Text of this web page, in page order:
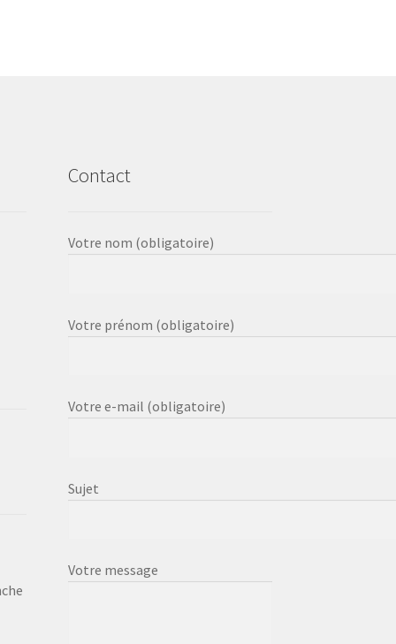
Contact
Votre nom (obligatoire)
Votre prénom (obligatoire)
Votre e-mail (obligatoire)
Sujet
Votre message